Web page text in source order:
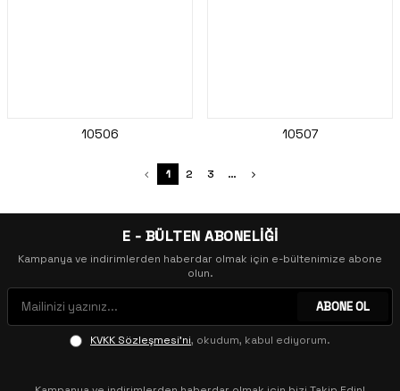
10506 10507
1 2 3 …
E - BÜLTEN ABONELİĞİ
Kampanya ve indirimlerden haberdar olmak için e-bültenimize abone
olun.
ABONE OL
KVKK Sözleşmesi'ni, okudum, kabul ediyorum.